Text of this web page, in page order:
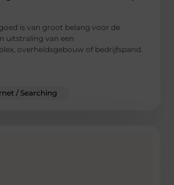
is van groot belang voor de
uitstraling van een
overheidsgebouw of bedrijfspand.
/ Searching